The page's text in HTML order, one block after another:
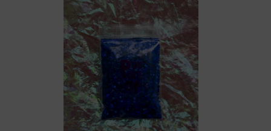
ADICIONAR AO CARRINHO